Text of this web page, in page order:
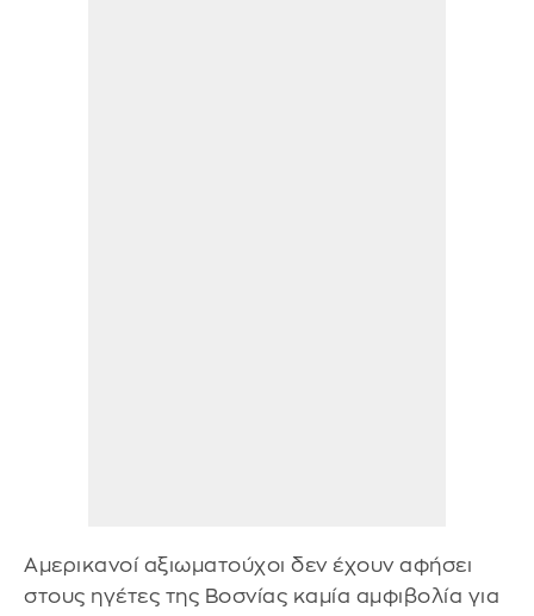
Αμερικανοί αξιωματούχοι δεν έχουν αφήσει
στους ηγέτες της Βοσνίας καμία αμφιβολία για